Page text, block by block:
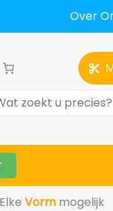
Over
Vormmogelijk